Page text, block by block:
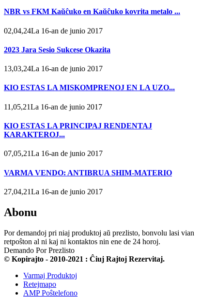
NBR vs FKM Kaŭĉuko en Kaŭĉuko kovrita metalo ...
02,04,24La 16-an de junio 2017
2023 Jara Sesio Sukcese Okazita
13,03,24La 16-an de junio 2017
KIO ESTAS LA MISKOMPRENOJ EN LA UZO...
11,05,21La 16-an de junio 2017
KIO ESTAS LA PRINCIPAJ RENDENTAJ
KARAKTEROJ...
07,05,21La 16-an de junio 2017
VARMA VENDO: ANTIBRUA SHIM-MATERIO
27,04,21La 16-an de junio 2017
Abonu
Por demandoj pri niaj produktoj aŭ prezlisto, bonvolu lasi vian
retpoŝton al ni kaj ni kontaktos nin ene de 24 horoj.
Demando Por Prezlisto
© Kopirajto - 2010-2021 : Ĉiuj Rajtoj Rezervitaj.
Varmaj Produktoj
Retejmapo
AMP Poŝtelefono